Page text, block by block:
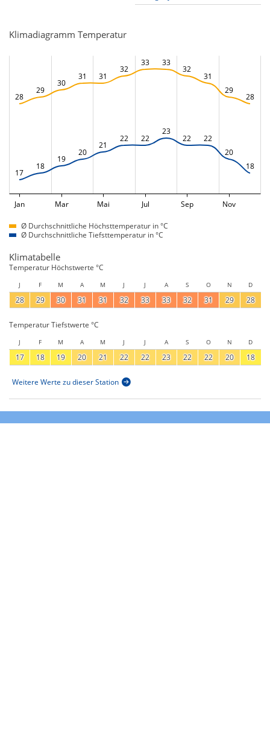
Klimadiagramm Temperatur
28
29
30
31 31
32
33 33
32
31
29
28
17
18
19
20
21
22 22
23
22
22
20
18
Jan Mar Mai Jul Sep Nov
Ø Durchschnittliche Höchsttemperatur in °C
Ø Durchschnittliche Tiefsttemperatur in °C
Klimatabelle
Temperatur Höchstwerte °C
J F M A M J J A S O N D
28 29 30 31 31 32 33 33 32 31 29 28
Temperatur Tiefstwerte °C
J F M A M J J A S O N D
17 18 19 20 21 22 22 23 22 22 20 18
Weitere Werte zu dieser Station